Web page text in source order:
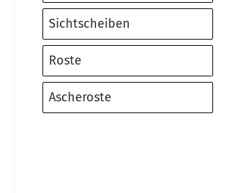
Sichtscheiben
Roste
Ascheroste